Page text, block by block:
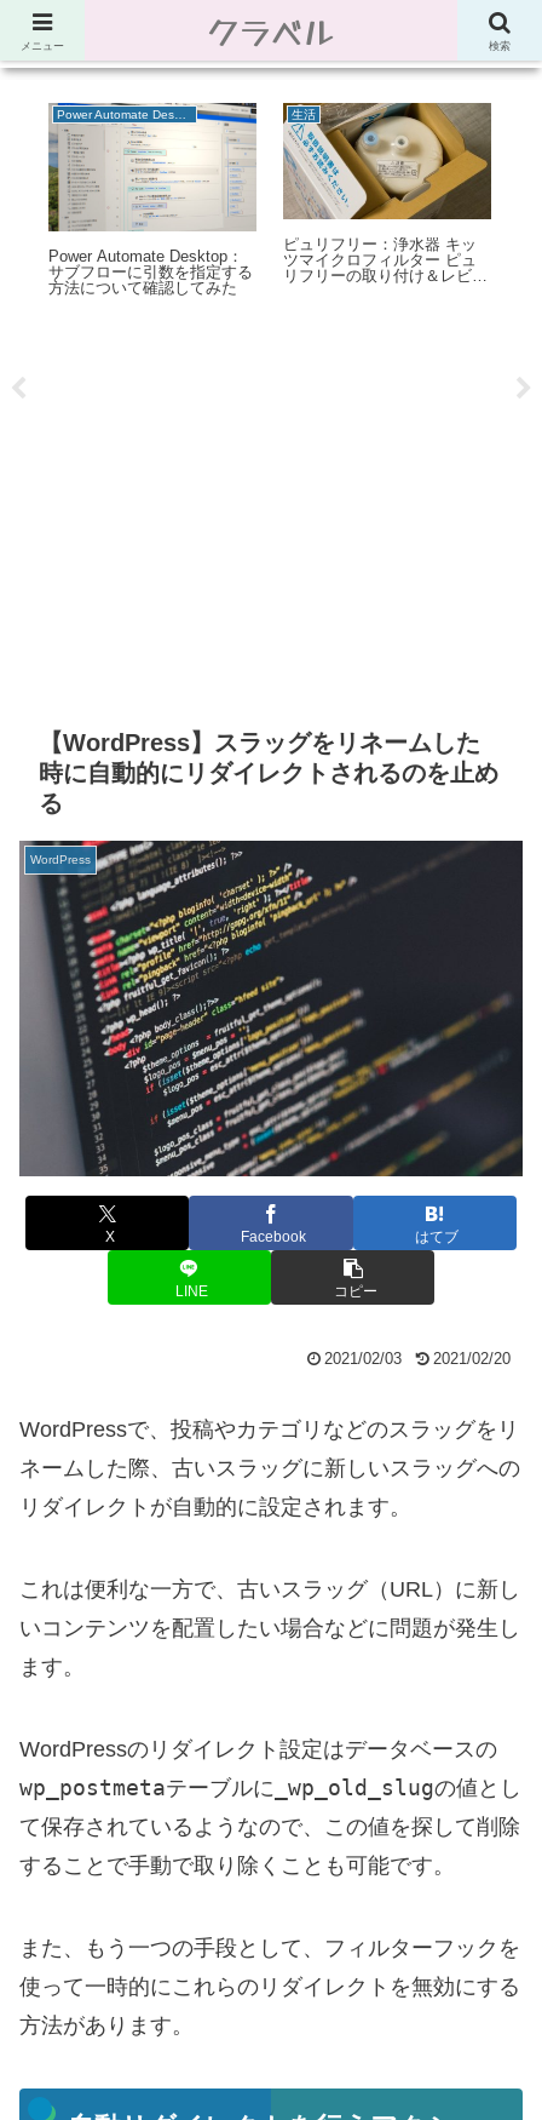
節約、こだわり、使い道。「決め手」がわかる比較サイト。でしたが最近は雑
多なブログ
Power Automate Desktop
Power Automate Desktop：
サブフローに引数を指定する
方法について確認してみた
生活
ピュリフリー：浄水器 キッ
ツマイクロフィルター ピュ
リフリーの取り付け＆レビュ
【WordPress】スラッグをリネームした
時に自動的にリダイレクトされるのを止め
る
WordPress
X Facebook はてブ
LINE コピー
2021/02/03 2021/02/20
WordPressで、投稿やカテゴリなどのスラッグをリ
ネームした際、古いスラッグに新しいスラッグへの
リダイレクトが自動的に設定されます。
これは便利な一方で、古いスラッグ（URL）に新し
いコンテンツを配置したい場合などに問題が発生し
ます。
WordPressのリダイレクト設定はデータベースの
wp_postmetaテーブルに _wp_old_slugの値とし
て保存されているようなので、この値を探して削除
することで手動で取り除くことも可能です。
また、もう一つの手段として、フィルターフックを
使って一時的にこれらのリダイレクトを無効にする
方法があります。
メニュー クラベル 検索